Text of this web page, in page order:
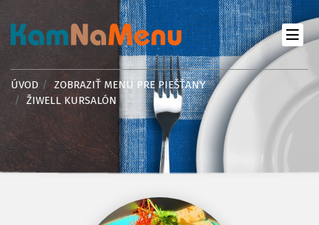
ÚVOD
ZOBRAZIŤ MENU PRE PIEŠŤANY
ŽIWELL KURSALÓN